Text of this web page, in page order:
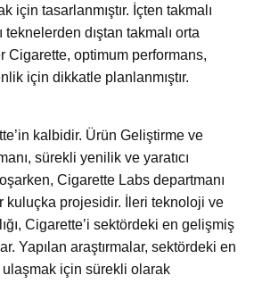
için tasarlanmıştır. İçten takmalı
dıştan takmalı orta
Cigarette, optimum performans,
için dikkatle planlanmıştır.
kalbidir. Ürün Geliştirme ve
sürekli yenilik ve yaratıcı
Cigarette Labs departmanı
kuluçka projesidir. İleri teknoloji ve
Cigarette’i sektördeki en gelişmiş
Yapılan araştırmalar, sektördeki en
için sürekli olarak